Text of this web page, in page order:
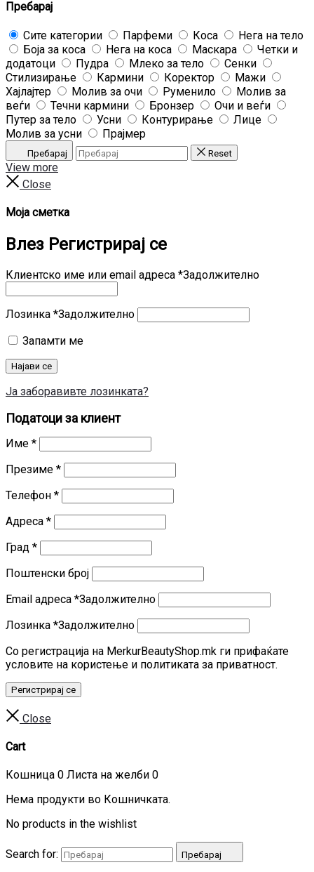
Пребарај
Сите категории Парфеми Коса
Нега на тело
Боја за коса
Нега на коса Маскара
Четки и
додатоци
Пудра Млеко за тело
Сенки
Стилизирање
Кармини Коректор
Мажи
Хајлајтер
Молив за очи Руменило
Молив за
веѓи
Течни кармини Бронзер
Очи и веѓи
Путер за тело
Усни Контурирање
Лице
Молив за усни
Прајмер
Пребарај Reset
View more
Close
Моја сметка
Влез Регистрирај се
Клиентско име или email адреса *Задолжително
Лозинка *Задолжително
Запамти ме
Најави се
Ја заборавивте лозинката?
Податоци за клиент
Име *
Презиме *
Телефон *
Адреса *
Град *
Поштенски број
Email адреса *Задолжително
Лозинка *Задолжително
Со регистрација на MerkurBeautyShop.mk ги прифаќате
условите на користење и политиката за приватност.
Регистрирај се
Close
Cart
Кошница 0 Листа на желби 0
Нема продукти во Кошничката.
No products in the wishlist
Search for: Пребарај